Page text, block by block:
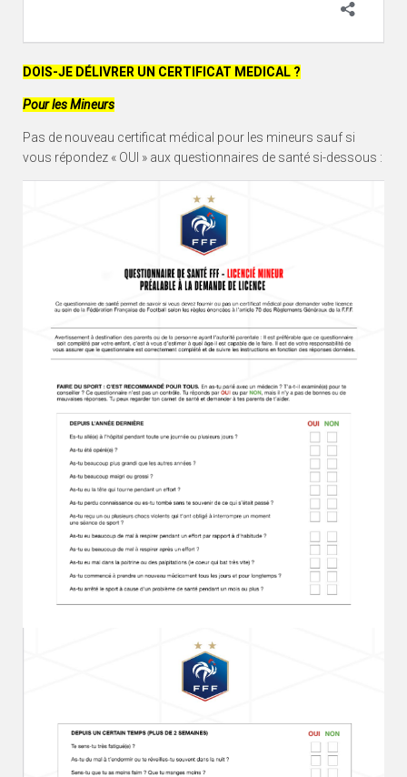
DOIS-JE DÉLIVRER UN CERTIFICAT MEDICAL ?
Pour les Mineurs
Pas de nouveau certificat médical pour les mineurs sauf si
vous répondez « OUI » aux questionnaires de santé si-dessous :